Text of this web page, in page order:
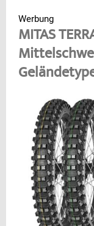
Werbung
MITAS